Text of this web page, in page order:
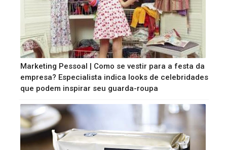
Marketing Pessoal | Como se vestir para a festa da
empresa? Especialista indica looks de celebridades
que podem inspirar seu guarda-roupa